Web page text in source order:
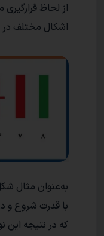
از لحاظ
اشکال مختلف در
با قدرت شروع و
که در نتیجه این